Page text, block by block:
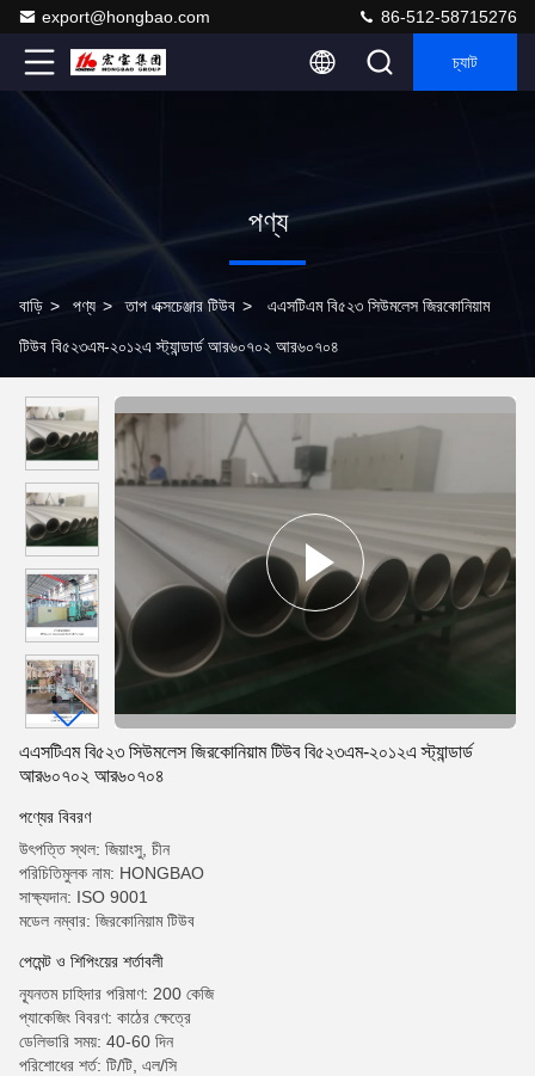
export@hongbao.com 86-512-58715276
চ্যাট
পণ্য
বাড়ি > পণ্য > তাপ এক্সচেঞ্জার টিউব > এএসটিএম বি৫২৩ সিউমলেস জিরকোনিয়াম
টিউব বি৫২৩এম-২০১২এ স্ট্যান্ডার্ড আর৬০৭০২ আর৬০৭০৪
এএসটিএম বি৫২৩ সিউমলেস জিরকোনিয়াম টিউব বি৫২৩এম-২০১২এ স্ট্যান্ডার্ড
আর৬০৭০২ আর৬০৭০৪
পণ্যের বিবরণ
উৎপত্তি স্থল: জিয়াংসু, চীন
পরিচিতিমুলক নাম: HONGBAO
সাক্ষ্যদান: ISO 9001
মডেল নম্বার: জিরকোনিয়াম টিউব
পেমেন্ট ও শিপিংয়ের শর্তাবলী
ন্যূনতম চাহিদার পরিমাণ: 200 কেজি
প্যাকেজিং বিবরণ: কাঠের ক্ষেত্রে
ডেলিভারি সময়: 40-60 দিন
পরিশোধের শর্ত: টি/টি, এল/সি